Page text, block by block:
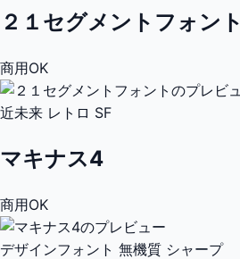
２１セグメントフォント
商用OK
近未来 レトロ SF
マキナス4
商用OK
デザインフォント 無機質 シャープ